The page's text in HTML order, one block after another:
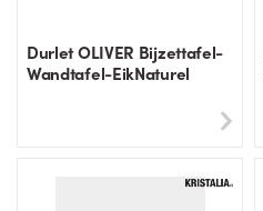
Durlet OLIVER Bijzettafel-
Wandtafel-EikNaturel